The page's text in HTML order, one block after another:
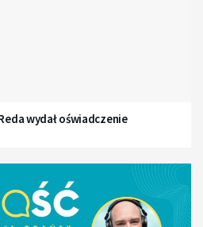
wydał oświadczenie